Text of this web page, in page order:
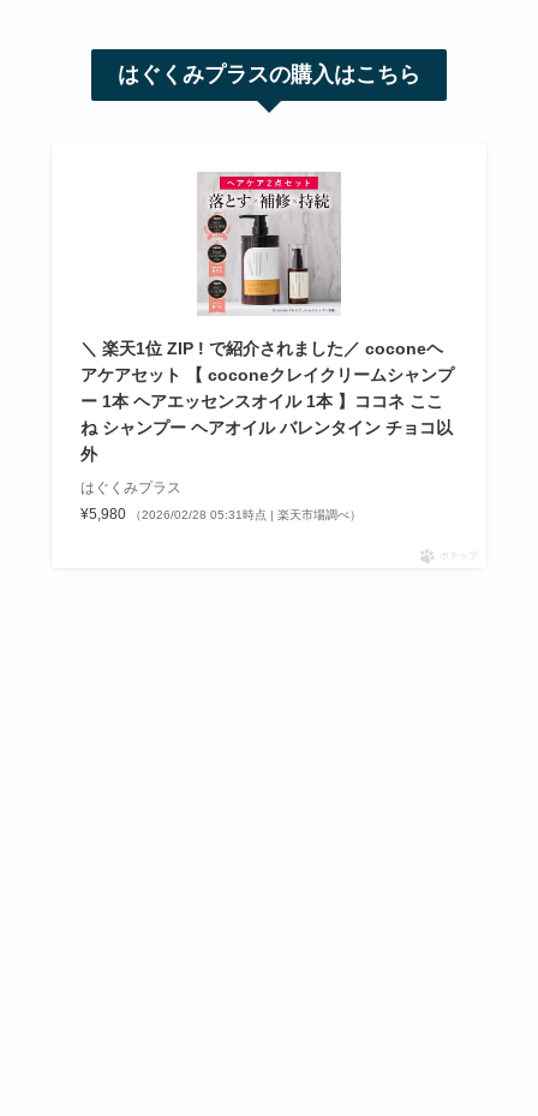
はぐくみプラスの購入はこちら
＼ 楽天1位 ZIP ! で紹介されました／ coconeヘ
アケアセット 【 coconeクレイクリームシャンプ
ー 1本 ヘアエッセンスオイル 1本 】ココネ ここ
ね シャンプー ヘアオイル バレンタイン チョコ以
外
はぐくみプラス
¥5,980
（2026/02/28 05:31時点 | 楽天市場調べ）
ポチップ